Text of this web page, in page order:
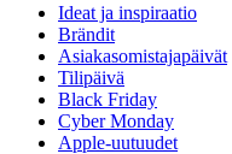
Ideat ja inspiraatio
Brändit
Asiakasomistajapäivät
Tilipäivä
Black Friday
Cyber Monday
Apple-uutuudet